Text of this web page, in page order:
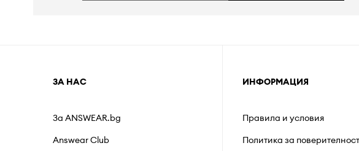
ЗА НАС
За ANSWEAR.bg
Answear Club
ИНФОРМАЦИЯ
Правила и условия
Политика за поверителност